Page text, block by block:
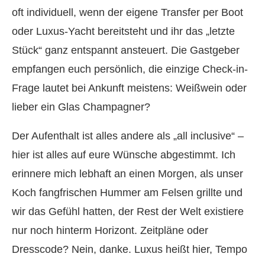
oft individuell, wenn der eigene Transfer per Boot
oder Luxus-Yacht bereitsteht und ihr das „letzte
Stück“ ganz entspannt ansteuert. Die Gastgeber
empfangen euch persönlich, die einzige Check-in-
Frage lautet bei Ankunft meistens: Weißwein oder
lieber ein Glas Champagner?
Der Aufenthalt ist alles andere als „all inclusive“ –
hier ist alles auf eure Wünsche abgestimmt. Ich
erinnere mich lebhaft an einen Morgen, als unser
Koch fangfrischen Hummer am Felsen grillte und
wir das Gefühl hatten, der Rest der Welt existiere
nur noch hinterm Horizont. Zeitpläne oder
Dresscode? Nein, danke. Luxus heißt hier, Tempo